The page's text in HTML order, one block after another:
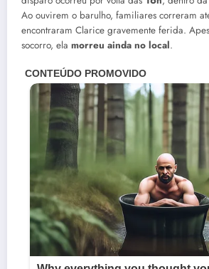
Ao ouvirem o barulho, familiares correram
encontraram Clarice gravemente ferida.
socorro, ela morreu ainda no local.